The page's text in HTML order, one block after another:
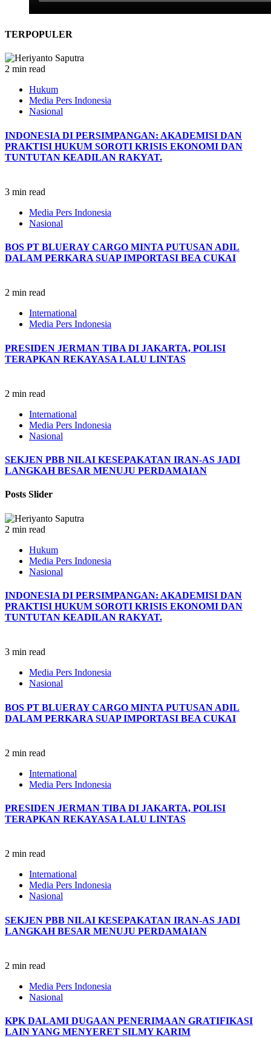
TERPOPULER
2 min read
Hukum
Media Pers Indonesia
Nasional
INDONESIA DI PERSIMPANGAN: AKADEMISI DAN
PRAKTISI HUKUM SOROTI KRISIS EKONOMI DAN
TUNTUTAN KEADILAN RAKYAT.
3 min read
Media Pers Indonesia
Nasional
BOS PT BLUERAY CARGO MINTA PUTUSAN ADIL
DALAM PERKARA SUAP IMPORTASI BEA CUKAI
2 min read
International
Media Pers Indonesia
PRESIDEN JERMAN TIBA DI JAKARTA, POLISI
TERAPKAN REKAYASA LALU LINTAS
2 min read
International
Media Pers Indonesia
Nasional
SEKJEN PBB NILAI KESEPAKATAN IRAN-AS JADI
LANGKAH BESAR MENUJU PERDAMAIAN
Posts Slider
2 min read
Hukum
Media Pers Indonesia
Nasional
INDONESIA DI PERSIMPANGAN: AKADEMISI DAN
PRAKTISI HUKUM SOROTI KRISIS EKONOMI DAN
TUNTUTAN KEADILAN RAKYAT.
3 min read
Media Pers Indonesia
Nasional
BOS PT BLUERAY CARGO MINTA PUTUSAN ADIL
DALAM PERKARA SUAP IMPORTASI BEA CUKAI
2 min read
International
Media Pers Indonesia
PRESIDEN JERMAN TIBA DI JAKARTA, POLISI
TERAPKAN REKAYASA LALU LINTAS
2 min read
International
Media Pers Indonesia
Nasional
SEKJEN PBB NILAI KESEPAKATAN IRAN-AS JADI
LANGKAH BESAR MENUJU PERDAMAIAN
2 min read
Media Pers Indonesia
Nasional
KPK DALAMI DUGAAN PENERIMAAN GRATIFIKASI
LAIN YANG MENYERET SILMY KARIM